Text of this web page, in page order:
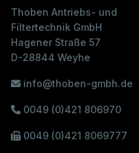
Thoben Antriebs- und
Filtertechnik GmbH
Hagener Straße 57
D-28844 Weyhe
info@thoben-gmbh.de
0049 (0)421 806970
0049 (0)421 8069777